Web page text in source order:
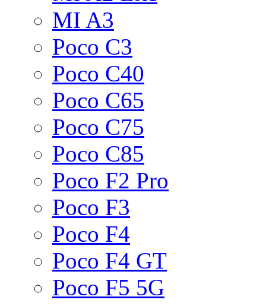
MI A3
Poco C3
Poco C40
Poco C65
Poco C75
Poco C85
Poco F2 Pro
Poco F3
Poco F4
Poco F4 GT
Poco F5 5G